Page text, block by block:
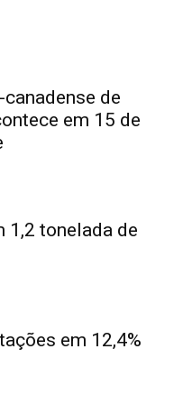
de
em 15 de
1,2 tonelada de
em 12,4%